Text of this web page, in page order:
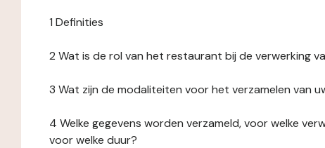
1 Definities
2 Wat is de rol van het restaurant bij de verwerking
3 Wat zijn de modaliteiten voor het verzamelen van
4 Welke gegevens worden verzameld, voor welke
voor welke duur?